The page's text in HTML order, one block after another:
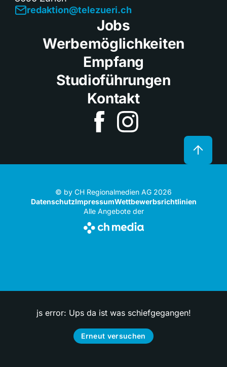
redaktion@telezueri.ch
Jobs
Werbemöglichkeiten
Empfang
Studioführungen
Kontakt
© by CH Regionalmedien AG 2026
DatenschutzImpressumWettbewerbsrichtlinien
Alle Angebote der
js error: Ups da ist was schiefgegangen!
Erneut versuchen